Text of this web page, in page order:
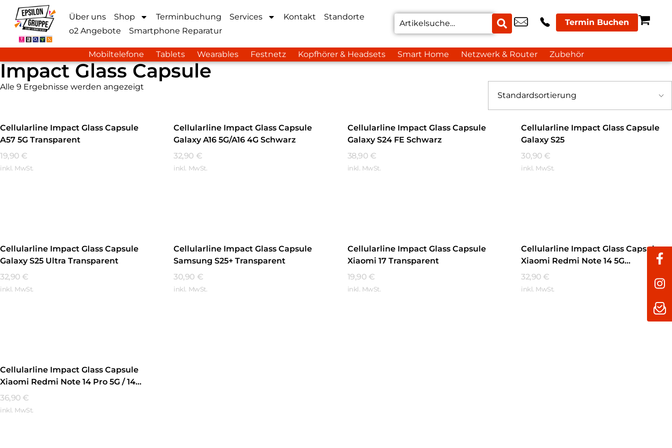
Über uns Shop Terminbuchung Services Kontakt
Standorte
o2 Angebote
Smartphone Reparatur
Termin Buchen
Mobiltelefone Tablets Wearables Festnetz Kopfhörer & Headsets Smart Home Netzwerk & Router Zubehör
Impact Glass Capsule
Alle 9 Ergebnisse werden angezeigt
Cellularline Impact Glass Capsule
A57 5G Transparent
19,90 €
inkl. MwSt.
Cellularline Impact Glass Capsule
Galaxy A16 5G/A16 4G Schwarz
32,90 €
inkl. MwSt.
Cellularline Impact Glass Capsule
Galaxy S24 FE Schwarz
38,90 €
inkl. MwSt.
Cellularline Impact Glass Capsule
Galaxy S25
30,90 €
inkl. MwSt.
Cellularline Impact Glass Capsule
Galaxy S25 Ultra Transparent
32,90 €
inkl. MwSt.
Cellularline Impact Glass Capsule
Samsung S25+ Transparent
30,90 €
inkl. MwSt.
Cellularline Impact Glass Capsule
Xiaomi 17 Transparent
19,90 €
inkl. MwSt.
Cellularline Impact Glass Capsule
Xiaomi Redmi Note 14 5G
Transparent
32,90 €
inkl. MwSt.
Cellularline Impact Glass Capsule
Xiaomi Redmi Note 14 Pro 5G / 14
Pro+ 5G Transparent
36,90 €
inkl. MwSt.